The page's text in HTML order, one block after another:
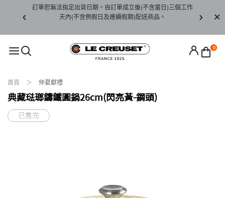
下水)，若
訂單恕無法指定出貨日期。自訂單成立後(不含當日)三個工作
天內(不含例假日及連續假期)配送商品。
請至
0
首頁 仲夏獻禮
典藏琺瑯鑄鐵圓鍋26cm(閃亮黃-鋼頭)
已售完